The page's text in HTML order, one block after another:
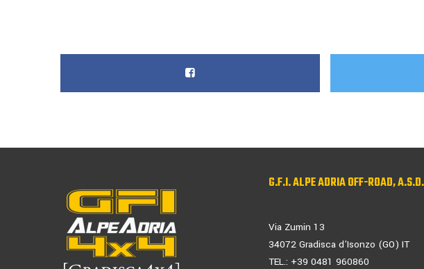
G.F.I. ALPE ADRIA OFF-ROAD, A.S.D.
Via Zumin 13
34072 Gradisca d’Isonzo (GO) IT
TEL.: +39 0481 960860